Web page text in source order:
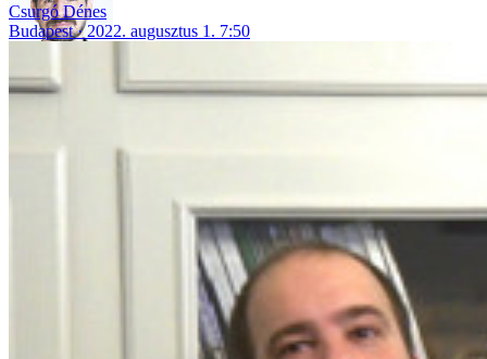
Csurgó Dénes
Budapest
2022. augusztus 1. 7:50